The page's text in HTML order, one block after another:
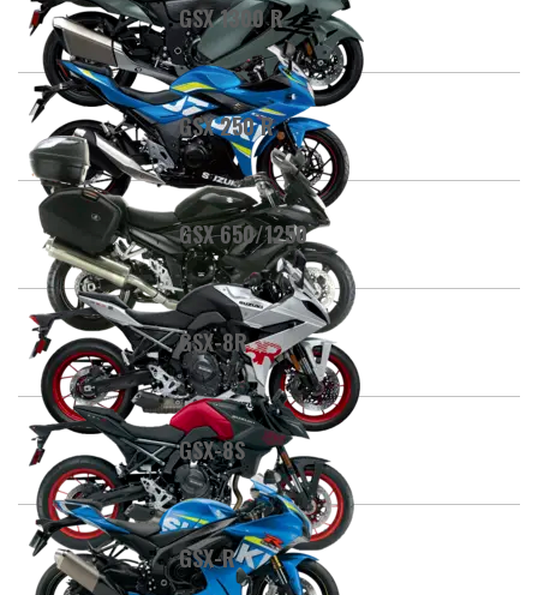
GSX 1300 R
GSX 250 R
GSX 650/1250
GSX-8R
GSX-8S
GSX-R